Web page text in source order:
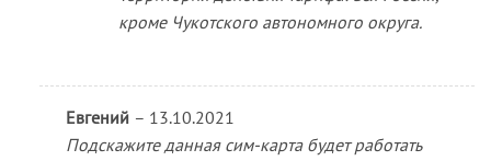
кроме Чукотского автономного округа.
Евгений – 13.10.2021
Подскажите данная сим-карта будет работать